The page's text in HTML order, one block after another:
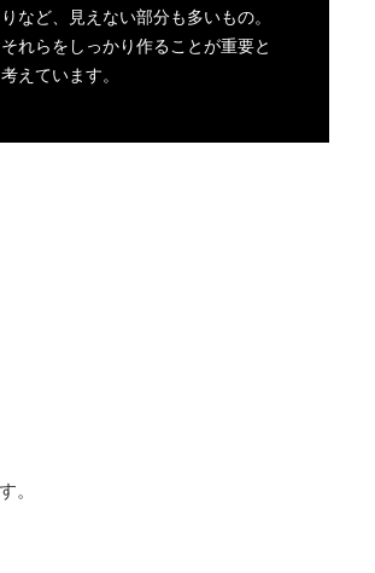
りなど、見えない部分も多いもの。
それらをしっかり作ることが重要と
考えています。
。